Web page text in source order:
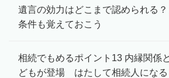
遺言の効力はどこまで認められる
条件も覚えておこう
相続でもめるポイント13 内縁関係
どもが登場 はたして相続人になる